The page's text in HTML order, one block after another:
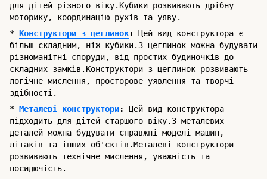
для дітей різного віку.Кубики розвивають дрібну
моторику, координацію рухів та уяву.
* Конструктори з цеглинок: Цей вид конструктора є
більш складним, ніж кубики.З цеглинок можна будувати
різноманітні споруди, від простих будиночків до
складних замків.Конструктори з цеглинок розвивають
логічне мислення, просторове уявлення та творчі
здібності.
* Металеві конструктори: Цей вид конструктора
підходить для дітей старшого віку.З металевих
деталей можна будувати справжні моделі машин,
літаків та інших об'єктів.Металеві конструктори
розвивають технічне мислення, уважність та
посидючість.